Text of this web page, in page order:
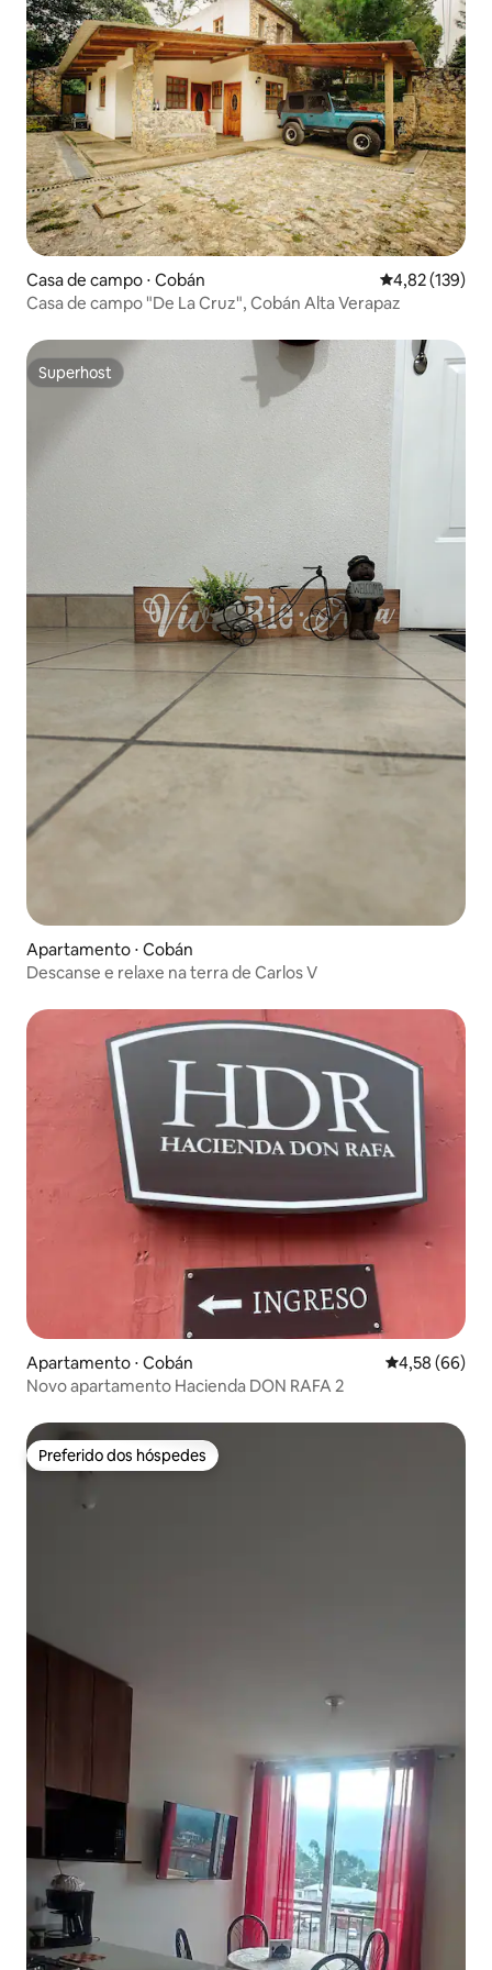
Casa de campo ⋅ Cobán 4,82 de uma
4,82 (139)
Casa de campo "De La Cruz", Cobán Alta Verapaz
Superhost
Superhost
Apartamento ⋅ Cobán
Descanse e relaxe na terra de Carlos V
Apartamento ⋅ Cobán 4,58 de uma
4,58 (66)
Novo apartamento Hacienda DON RAFA 2
Preferido dos hóspedes
Preferido dos hóspedes